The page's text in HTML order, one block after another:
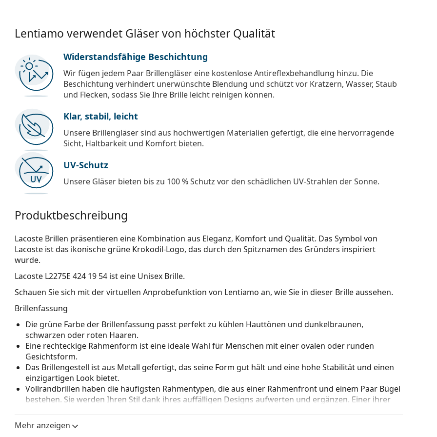
Lentiamo verwendet Gläser von höchster Qualität
Widerstandsfähige Beschichtung
Wir fügen jedem Paar Brillengläser eine kostenlose Antireflexbehandlung hinzu. Die
Beschichtung verhindert unerwünschte Blendung und schützt vor Kratzern, Wasser, Staub
und Flecken, sodass Sie Ihre Brille leicht reinigen können.
Klar, stabil, leicht
Unsere Brillengläser sind aus hochwertigen Materialien gefertigt, die eine hervorragende
Sicht, Haltbarkeit und Komfort bieten.
UV-Schutz
Unsere Gläser bieten bis zu 100 % Schutz vor den schädlichen UV-Strahlen der Sonne.
Produktbeschreibung
Lacoste Brillen präsentieren eine Kombination aus Eleganz, Komfort und Qualität. Das Symbol von
Lacoste ist das ikonische grüne Krokodil-Logo, das durch den Spitznamen des Gründers inspiriert
wurde.
Lacoste L2275E 424 19 54 ist eine Unisex Brille.
Schauen Sie sich mit der virtuellen Anprobefunktion von Lentiamo an, wie Sie in dieser Brille aussehen.
Brillenfassung
Die grüne Farbe der Brillenfassung passt perfekt zu kühlen Hauttönen und dunkelbraunen,
schwarzen oder roten Haaren.
Eine rechteckige Rahmenform ist eine ideale Wahl für Menschen mit einer ovalen oder runden
Gesichtsform.
Das Brillengestell ist aus Metall gefertigt, das seine Form gut hält und eine hohe Stabilität und einen
einzigartigen Look bietet.
Vollrandbrillen haben die häufigsten Rahmentypen, die aus einer Rahmenfront und einem Paar Bügel
bestehen. Sie werden Ihren Stil dank ihres auffälligen Designs aufwerten und ergänzen. Einer ihrer
vor allem ihr Schutz vor Beschädigungen. Dieser Rahmentyp ist für alle Gläser geeignet, auch für
Gläser mit höherer optischer Leistung.
Mehr anzeigen